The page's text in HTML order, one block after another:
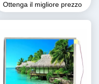
Desktop Monitor Display a
Ottenga il migliore prezzo